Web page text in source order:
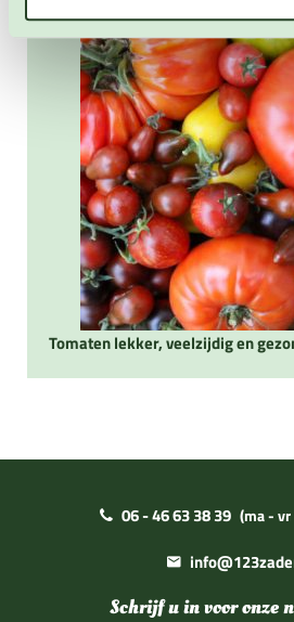
Tomaten lekker, veelzijdig en
06 - 46 63 38 39 (ma -
Schrijf u in voor onze